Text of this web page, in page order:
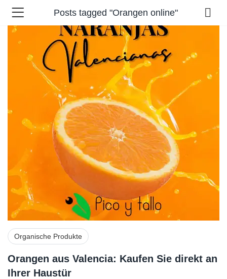
Posts tagged "Orangen online"
Organische Produkte
Orangen aus Valencia: Kaufen Sie direkt an
Ihrer Haustür